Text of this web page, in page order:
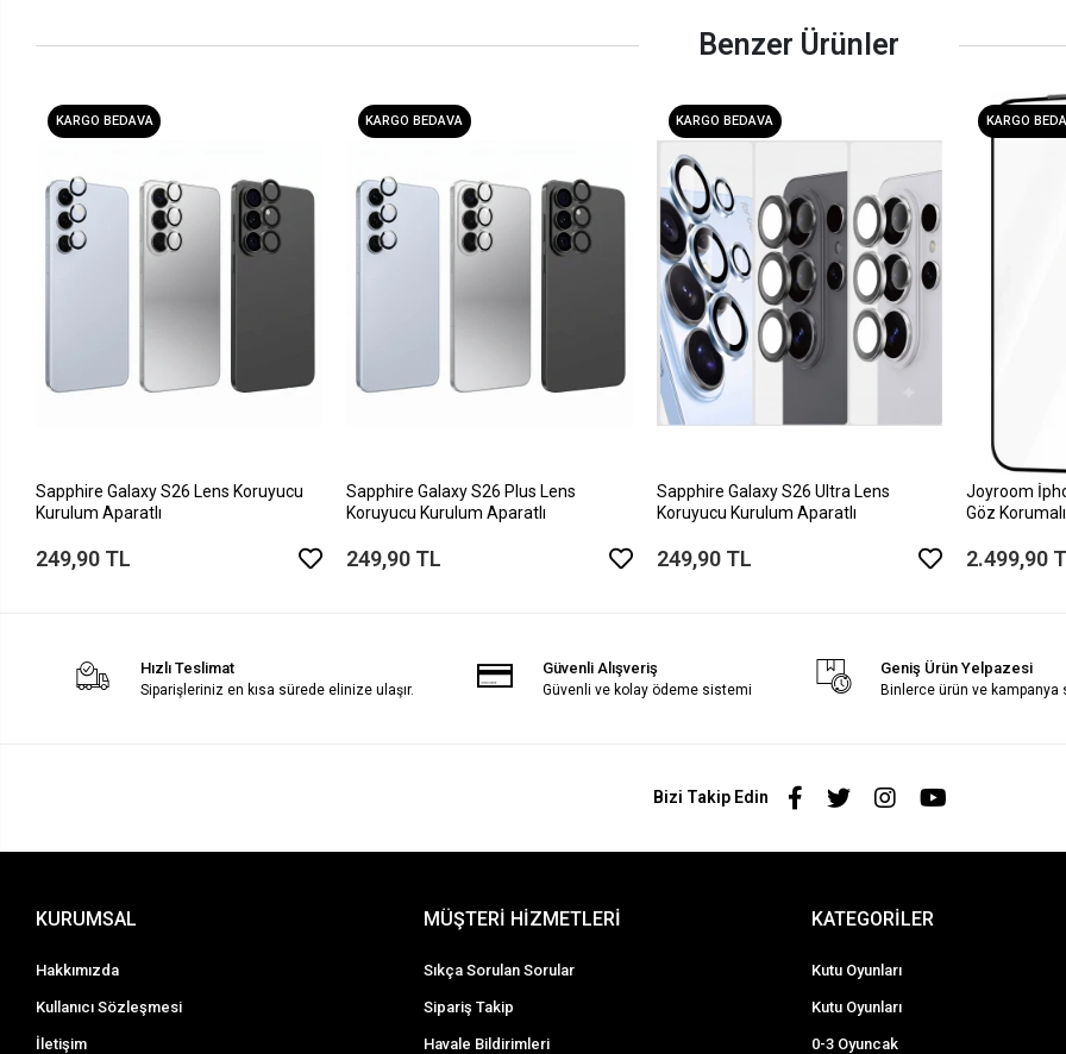
Benzer Ürünler
KARGO BEDAVA
Sapphire Galaxy S26 Lens Koruyucu
Kurulum Aparatlı
249,90 TL
KARGO BEDAVA
Sapphire Galaxy S26 Plus Lens
Koruyucu Kurulum Aparatlı
249,90 TL
KARGO BEDAVA
Sapphire Galaxy S26 Ultra Lens
Koruyucu Kurulum Aparatlı
249,90 TL
KARGO
Joyroom
Göz
2.499,90
Hızlı Teslimat
Siparişleriniz en kısa sürede elinize ulaşır.
Güvenli Alışveriş
Güvenli ve kolay ödeme sistemi
Geniş Ürün Yelpazesi
Binlerce ürün ve kampanya
Bizi Takip Edin
KURUMSAL
Hakkımızda
Kullanıcı Sözleşmesi
İletişim
MÜŞTERİ HİZMETLERİ
Sıkça Sorulan Sorular
Sipariş Takip
Havale Bildirimleri
KATEGORİLER
Kutu Oyunları
Kutu Oyunları
0-3 Oyuncak